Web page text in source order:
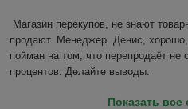
Магазин перекупов, не знают
продают. Менеджер  Денис,
пойман на том, что перепродаёт не
процентов. Делайте выводы.
Показать